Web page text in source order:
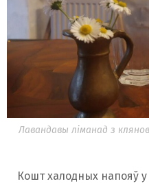
Лавандавы ліманад з
Кошт халодных напояў у